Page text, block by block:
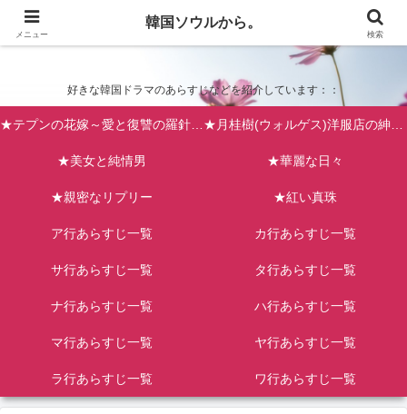
韓国ソウルから。
好きな韓国ドラマのあらすじなどを紹介しています：：
★テプンの花嫁～愛と復讐の羅針盤（台風の新婦） ★月桂樹(ウォルゲス)洋服店の紳士たち
★美女と純情男 ★華麗な日々
★親密なリプリー ★紅い真珠
ア行あらすじ一覧 カ行あらすじ一覧
サ行あらすじ一覧 タ行あらすじ一覧
ナ行あらすじ一覧 ハ行あらすじ一覧
マ行あらすじ一覧 ヤ行あらすじ一覧
ラ行あらすじ一覧 ワ行あらすじ一覧
メニュー
韓国ソウルから。
検索